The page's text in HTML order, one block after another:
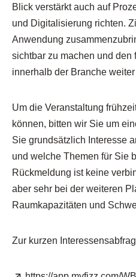
Blick verstärkt auch auf
und Digitalisierung richten.
Anwendung
sichtbar zu machen und den
innerhalb der Branche
Um die Veranstaltung
können, bitten wir Sie um
Sie grundsätzlich Interesse
und welche Themen für Sie
Rückmeldung ist keine
aber sehr bei der weiteren
Raumkapazitäten und
Zur kurzen
Extern: